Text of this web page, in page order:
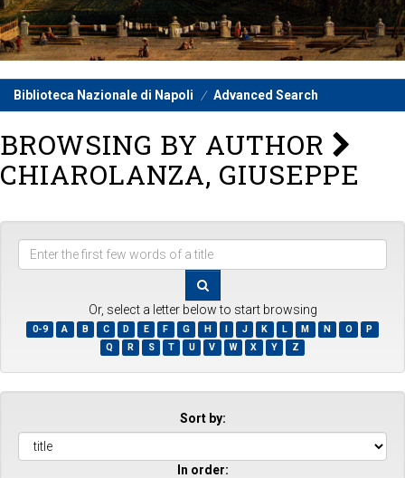
Biblioteca Nazionale di Napoli Advanced Search
BROWSING BY AUTHOR
CHIAROLANZA, GIUSEPPE
Enter
first
few
words
of
a
title
Or, select a letter below to start browsing
0-9 A B C D E F G H I J K L M N O
P
Q
R S T U V W X Y Z
Sort by:
In order: